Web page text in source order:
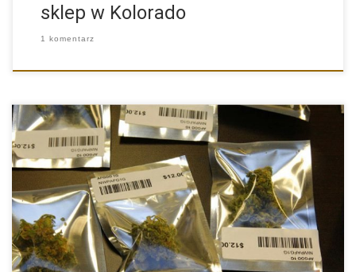
sklep w Kolorado
1 komentarz
Legalna marihuana w USA to temat, który w ostatnich latach […]